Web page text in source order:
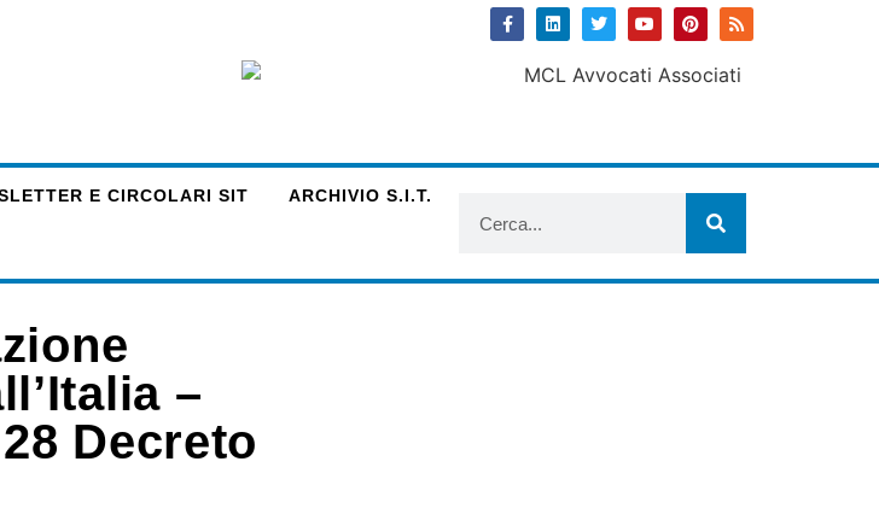
E CIRCOLARI SIT ARCHIVIO S.I.T.
–
Decreto